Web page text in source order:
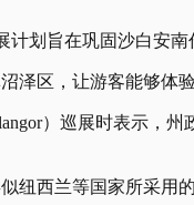
划旨在巩固沙白安
泽区，让游客能够体
）巡展时表示
纽西兰等国家所采